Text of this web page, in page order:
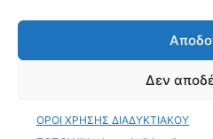
Δεν
ΟΡΟΙ ΧΡΗΣΗΣ ΔΙΑΔΥΚΤΙΑΚΟΥ
Videos Όροι
© Copyright 2026 ΝΕΟΛΟΓΟΣ